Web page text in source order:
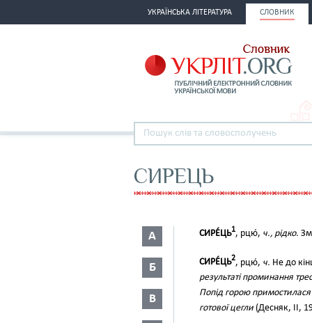
УКРАЇНСЬКА ЛІТЕРАТУРА СЛОВНИК
СИРЕЦЬ
А
Б
В
СИРЕ́ЦЬ1, рцю́, ч., рідко.
СИРЕ́ЦЬ2, рцю́, ч. Не до
результаті проминання
Попід горою
готової цегли (Десняк, II,